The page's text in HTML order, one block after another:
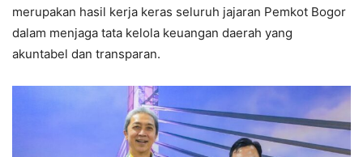
merupakan hasil kerja keras seluruh jajaran Pemkot Bogor
dalam menjaga tata kelola keuangan daerah yang
akuntabel dan transparan.